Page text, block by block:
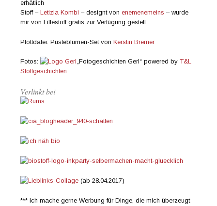
erhätlich
Stoff –Letizia Kombi– designt vonenemenemeins – wurde
mir von Lillestoff gratis zur Verfügung gestell
Plottdatei: Pusteblumen-Set vonKerstin Bremer
Fotos: „Fotogeschichten Gerl“ powered byT&L
Stoffgeschichten
Verlinkt bei
(ab 28.04.2017)
*** Ich mache gerne Werbung für Dinge, die mich überzeugt